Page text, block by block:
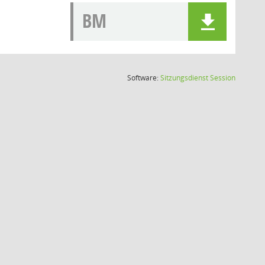
BM
Software:SitzungsdienstSession(Wird in